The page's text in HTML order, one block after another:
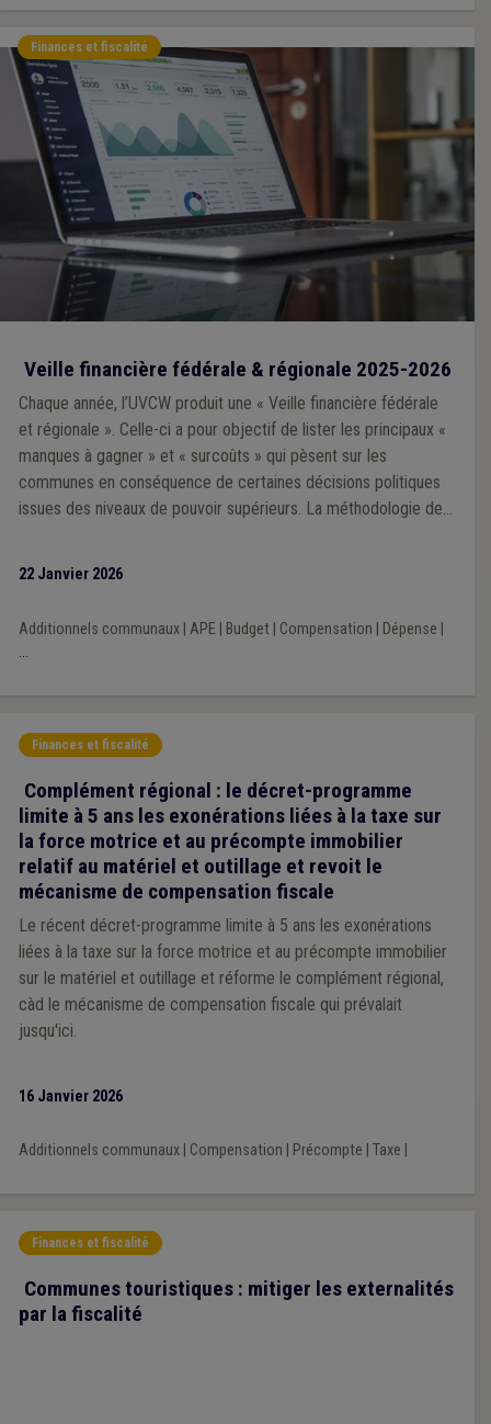
Finances et fiscalité
Veille financière fédérale & régionale 2025-2026
Chaque année, l’UVCW produit une « Veille financière fédérale
et régionale ». Celle-ci a pour objectif de lister les principaux «
manques à gagner » et « surcoûts » qui pèsent sur les
communes en conséquence de certaines décisions politiques
issues des niveaux de pouvoir supérieurs. La méthodologie de
22 Janvier 2026
Additionnels communaux| APE Budget| Compensation Dépense
...
Finances et fiscalité
Complément régional : le décret-programme
limite à 5 ans les exonérations liées à la taxe sur
la force motrice et au précompte immobilier
relatif au matériel et outillage et revoit le
mécanisme de compensation fiscale
Le récent décret-programme limite à 5 ans les exonérations
liées à la taxe sur la force motrice et au précompte immobilier
sur le matériel et outillage et réforme le complément régional,
càd le mécanisme de compensation fiscale qui prévalait
jusqu'ici.
16 Janvier 2026
Additionnels communaux| Compensation Précompte Taxe
Finances et fiscalité
Communes touristiques : mitiger les externalités
par la fiscalité